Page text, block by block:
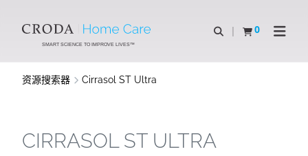
CONTENTSMART SCIENCE TO IMPROVE LIVES™
Open Search
0
查看购物车Open
资源搜索器 Cirrasol ST Ultra
CIRRASOL ST ULTRA